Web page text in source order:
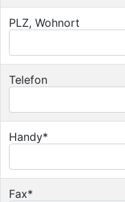
PLZ, Wohnort
Telefon
Handy*
Fax*